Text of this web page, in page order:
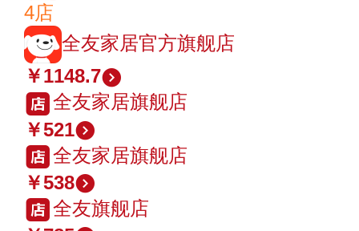
4店
全友家居官方旗舰店
￥1148.7
全友家居旗舰店
￥521
全友家居旗舰店
￥538
全友旗舰店